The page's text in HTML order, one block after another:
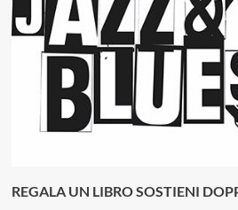
REGALA UN LIBRO SOSTIENI